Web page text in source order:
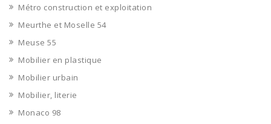
Métro construction et exploitation
Meurthe et Moselle 54
Meuse 55
Mobilier en plastique
Mobilier urbain
Mobilier, literie
Monaco 98